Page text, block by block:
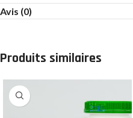
Avis (0)
Produits similaires